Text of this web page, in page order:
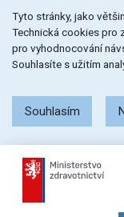
na
menu
na
obsah
na
patičku
stránky
Tyto stránky, jako
Technická cookies pro
pro vyhodnocování
Souhlasíte s užitím
Souhlasím